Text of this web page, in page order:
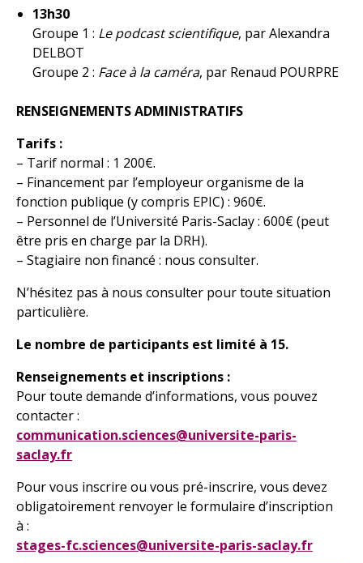
13h30
Groupe 1 : Le podcast scientifique, par Alexandra
DELBOT
Groupe 2 : Face à la caméra, par Renaud POURPRE
RENSEIGNEMENTS ADMINISTRATIFS
Tarifs :
– Tarif normal : 1 200€.
– Financement par l’employeur organisme de la
fonction publique (y compris EPIC) : 960€.
– Personnel de l’Université Paris-Saclay : 600€ (peut
être pris en charge par la DRH).
– Stagiaire non financé : nous consulter.
N’hésitez pas à nous consulter pour toute situation
particulière.
Le nombre de participants est limité à 15.
Renseignements et inscriptions :
Pour toute demande d’informations, vous pouvez
contacter :
communication.sciences@universite-paris-
saclay.fr
Pour vous inscrire ou vous pré-inscrire, vous devez
obligatoirement renvoyer le formulaire d’inscription
à :
stages-fc.sciences@universite-paris-saclay.fr